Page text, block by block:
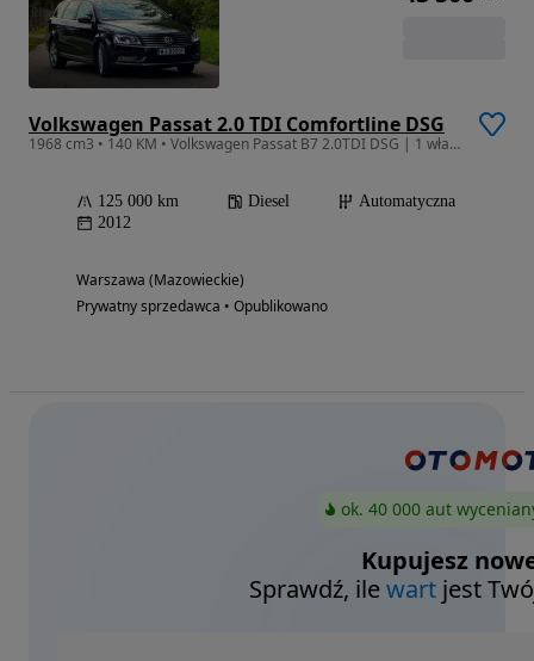
Volkswagen Passat 2.0 TDI Comfortline DSG
1968 cm3 • 140 KM • Volkswagen Passat B7 2.0TDI DSG | 1 właściciel | Salon Polska | ASO
125 000 km Diesel
Automatyczna
2012
Warszawa (Mazowieckie)
Prywatny sprzedawca • Opublikowano
ok. 40 000 aut
Kupujesz
Sprawdź, ilewart jest